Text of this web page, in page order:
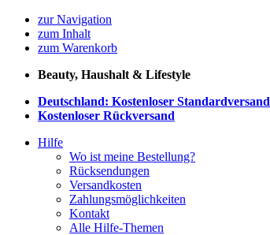
zur Navigation
zum Inhalt
zum Warenkorb
Beauty, Haushalt & Lifestyle
Deutschland: Kostenloser Standardversand
Kostenloser Rückversand
Hilfe
Wo ist meine Bestellung?
Rücksendungen
Versandkosten
Zahlungsmöglichkeiten
Kontakt
Alle Hilfe-Themen